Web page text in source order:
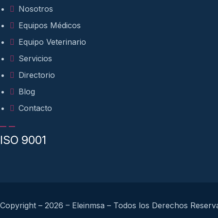
Nosotros
Equipos Médicos
Equipo Veterinario
Servicios
Directorio
Blog
Contacto
ISO 9001
Copyright – 2026 – Eleinmsa – Todos los Derechos